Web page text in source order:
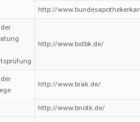
http://
http://www.bstbk.de/
http://www.brak.de/
http://www.bnotk.de/